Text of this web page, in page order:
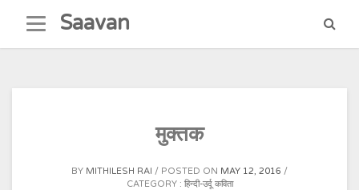
content
Saavan
मुक्तक
BY MITHILESH RAI POSTED ON MAY 12, 2016
CATEGORY : हिन्दी-उर्दू कविता